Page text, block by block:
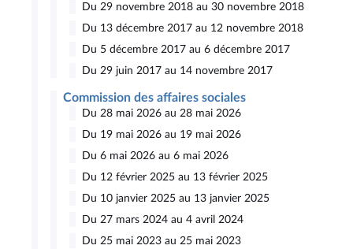
Du 29 novembre 2018 au 30 novembre 2018
Du 13 décembre 2017 au 12 novembre 2018
Du 5 décembre 2017 au 6 décembre 2017
Du 29 juin 2017 au 14 novembre 2017
Commission des affaires sociales
Du 28 mai 2026 au 28 mai 2026
Du 19 mai 2026 au 19 mai 2026
Du 6 mai 2026 au 6 mai 2026
Du 12 février 2025 au 13 février 2025
Du 10 janvier 2025 au 13 janvier 2025
Du 27 mars 2024 au 4 avril 2024
Du 25 mai 2023 au 25 mai 2023